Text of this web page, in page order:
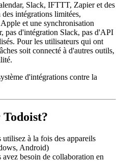
Slack, IFTTT, Zapier et des
intégrations limitées,
et une synchronisation
pas d'intégration Slack, pas d'API
Pour les utilisateurs qui ont
soit connecté à d'autres outils,
d'intégrations contre la
à la fois des appareils
Android)
besoin de collaboration en